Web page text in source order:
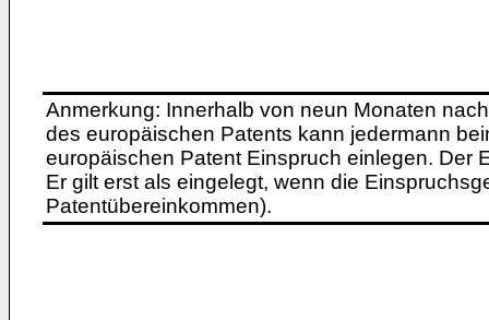
Anmerkung: Innerhalb von neun Monaten
des europäischen Patents kann jedermann
europäischen Patent Einspruch einlegen. Der
Er gilt erst als eingelegt, wenn die
Patentübereinkommen).